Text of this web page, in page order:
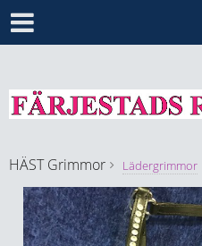
HÄST Grimmor Lädergrimmor